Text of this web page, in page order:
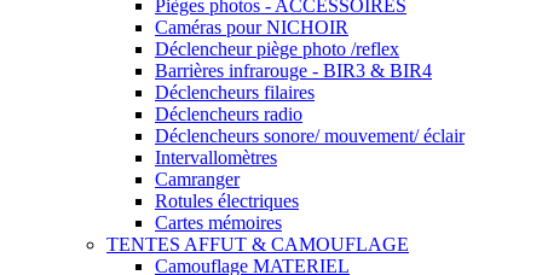
Pièges photos - ACCESSOIRES
Caméras pour NICHOIR
Déclencheur piège photo /reflex
Barrières infrarouge - BIR3 & BIR4
Déclencheurs filaires
Déclencheurs radio
Déclencheurs sonore/ mouvement/ éclair
Intervallomètres
Camranger
Rotules électriques
Cartes mémoires
TENTES AFFUT & CAMOUFLAGE
Camouflage MATERIEL